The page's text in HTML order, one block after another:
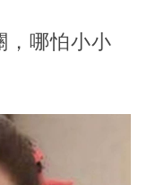
，哪怕小小